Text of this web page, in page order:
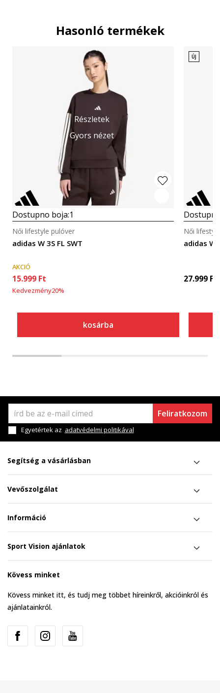
Hasonló termékek
Részletek
Gyors nézet
Dostupno boja:1
adidas W 3S FL SWT
Női lifestyle pulóver
AKCIÓ
15.999 Ft
Kedvezmény20%
kosárba
ÚJ
adidas W
Női
27.999 Ft
Feliratkozom
Egyetértek az adatvédelmi politikával
Segítség a vásárlásban
Vevőszolgálat
Információ
Sport Vision ajánlatok
Kövess minket
Kövess minket itt, és tudj meg többet híreinkről, akcióinkról és
ajánlatainkról.